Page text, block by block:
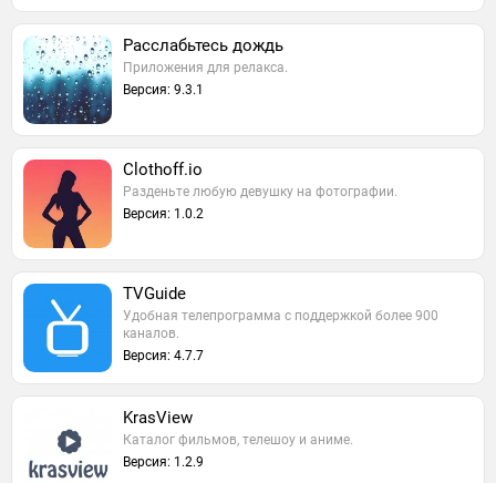
Расслабьтесь дождь
Приложения для релакса.
Версия: 9.3.1
Clothoff.io
Разденьте любую девушку на фотографии.
Версия: 1.0.2
TVGuide
Удобная телепрограмма с поддержкой более 900
каналов.
Версия: 4.7.7
KrasView
Каталог фильмов, телешоу и аниме.
Версия: 1.2.9